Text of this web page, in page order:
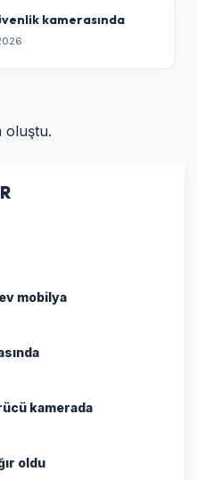
kamerasında
oluştu.
mobilya
kamerada
oldu